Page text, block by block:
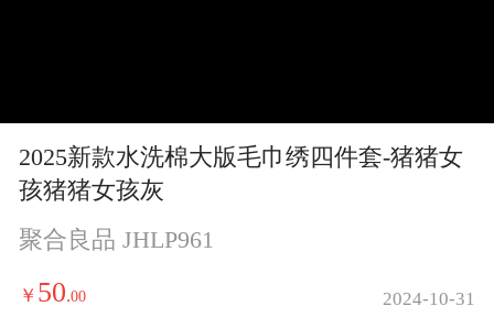
i
2025新款水洗棉大版毛巾绣四件套-猪猪女
孩猪猪女孩灰
聚合良品 JHLP961
￥ 50.00 2024-10-31